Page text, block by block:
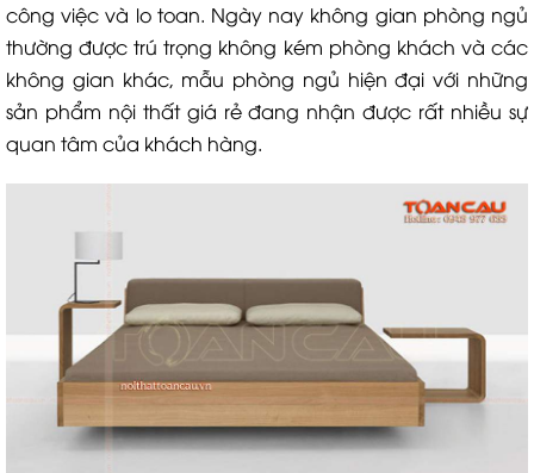
công việc và lo toan. Ngày nay không gian phòng ngủ
thường được trú trọng không kém phòng khách và các
không gian khác, mẫu phòng ngủ hiện đại với những
sản phẩm nội thất giá rẻ đang nhận được rất nhiều sự
quan tâm của khách hàng.